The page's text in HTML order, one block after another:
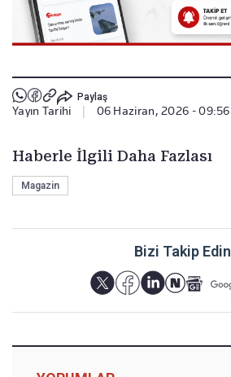
Paylaş
Yayın Tarihi 06 Haziran, 2026 - 09:56
Haberle İlgili Daha Fazlası
Magazin
Bizi Takip Edin